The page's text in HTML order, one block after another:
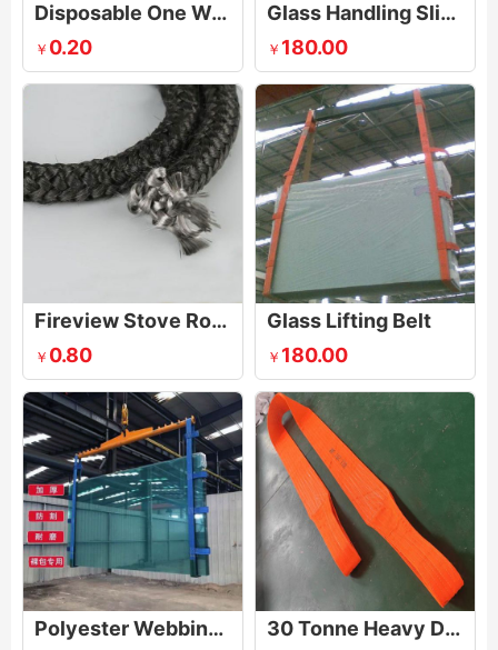
Disposable One Way Sling
￥ 0.20
Glass Handling Sling
￥ 180.00
Fireview Stove Rope
￥ 0.80
Glass Lifting Belt
￥ 180.00
Polyester Webbing Lifting Strap Sling for Glass Transport 30 Tonne Heavy Duty Lifting Webbing Sling Belt